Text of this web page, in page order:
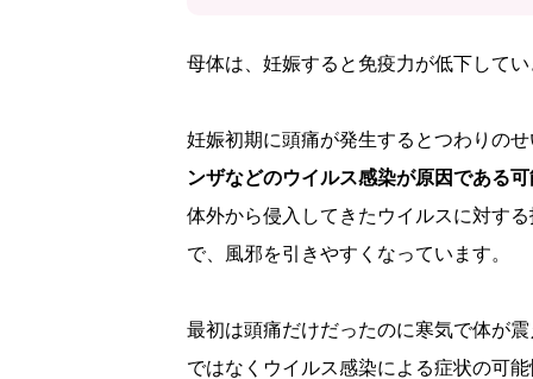
母体は、妊娠すると免疫力が低下して
妊娠初期に頭痛が発生するとつわりの
ンザなどのウイルス感染が原因である
体外から侵入してきたウイルスに対す
で、風邪を引きやすくなっています。
最初は頭痛だけだったのに寒気で体が
ではなくウイルス感染による症状の可